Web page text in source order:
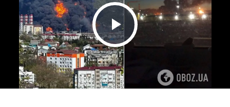
Play Video